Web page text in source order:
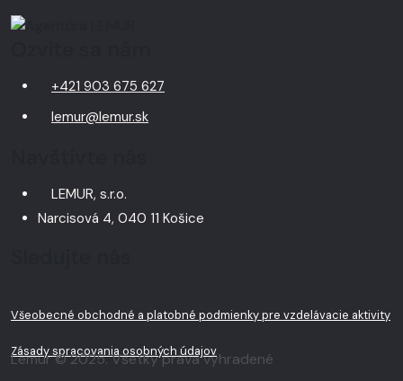
+421 903 675 627
lemur@lemur.sk
LEMUR, s.r.o.
Narcisová 4, 040 11 Košice
Všeobecné obchodné a platobné podmienky pre vzdelávacie aktivity
Zásady spracovania osobných údajov
Lemur © 2025. Všetky práva vyhradené